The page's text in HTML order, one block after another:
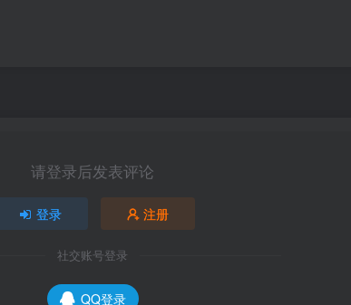
请登录后发表评论
登录 注册
社交账号登录
QQ登录